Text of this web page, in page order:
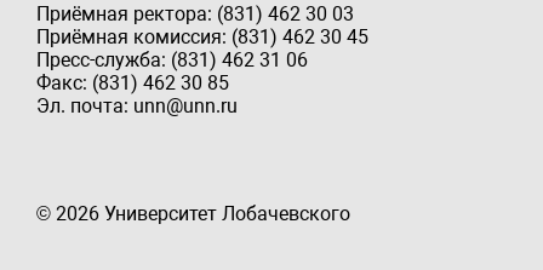
Приёмная ректора: (831) 462 30 03
Приёмная комиссия: (831) 462 30 45
Пресс-служба: (831) 462 31 06
Факс: (831) 462 30 85
Эл. почта: unn@unn.ru
© 2026 Университет Лобачевского